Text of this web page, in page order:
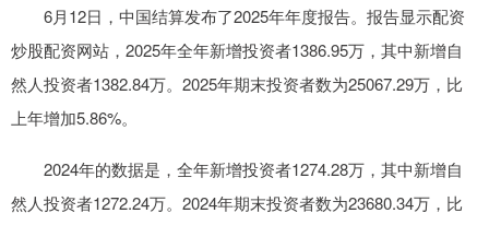
6月12日，中国结算发布了2025年年度报告。报告显示配资
炒股配资网站，2025年全年新增投资者1386.95万，其中新增自
然人投资者1382.84万。2025年期末投资者数为25067.29万，比
上年增加5.86%。
2024年的数据是，全年新增投资者1274.28万，其中新增自
然人投资者1272.24万。2024年期末投资者数为23680.34万，比